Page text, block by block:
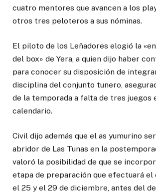
cuatro mentores que avancen a los
otros tres peloteros a sus nóminas.
El piloto de los Leñadores elogió la
del box» de Yera, a quien dijo haber
para conocer su disposición de
disciplina del conjunto tunero,
de la temporada a falta de tres juegos
calendario.
Civil dijo además que el as yumurino
abridor de Las Tunas en la
valoró la posibilidad de que se
etapa de preparación que efectuará
el 25 y el 29 de diciembre, antes del